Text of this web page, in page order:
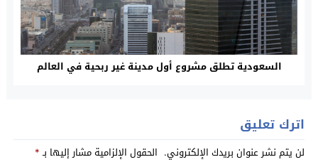
السعودية تطلق مشروع أول مدينة غير ربحية في العالم
اترك تعليق
لن يتم نشر عنوان بريدك الإلكتروني. الحقول الإلزامية مشار إليها بـ*